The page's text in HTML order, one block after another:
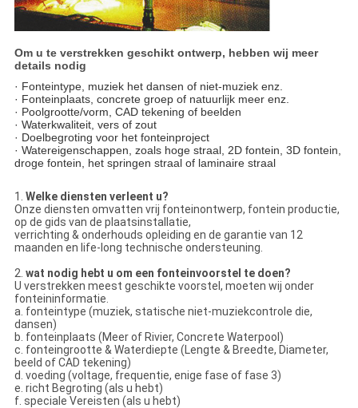
Om u te verstrekken geschikt ontwerp, hebben wij meer
details nodig
· Fonteintype, muziek het dansen of niet-muziek enz.
· Fonteinplaats, concrete groep of natuurlijk meer enz.
· Poolgrootte/vorm, CAD tekening of beelden
· Waterkwaliteit, vers of zout
· Doelbegroting voor het fonteinproject
· Watereigenschappen, zoals hoge straal, 2D fontein, 3D fontein,
droge fontein, het springen straal of laminaire straal
1. Welke diensten verleent u?
Onze diensten omvatten vrij fonteinontwerp, fontein productie,
op de gids van de plaatsinstallatie,
verrichting & onderhouds opleiding en de garantie van 12
maanden en life-long technische ondersteuning.
2. wat nodig hebt u om een fonteinvoorstel te doen?
U verstrekken meest geschikte voorstel, moeten wij onder
fonteininformatie.
a. fonteintype (muziek, statische niet-muziekcontrole die,
dansen)
b. fonteinplaats (Meer of Rivier, Concrete Waterpool)
c. fonteingrootte & Waterdiepte (Lengte & Breedte, Diameter,
beeld of CAD tekening)
d. voeding (voltage, frequentie, enige fase of fase 3)
e. richt Begroting (als u hebt)
f. speciale Vereisten (als u hebt)